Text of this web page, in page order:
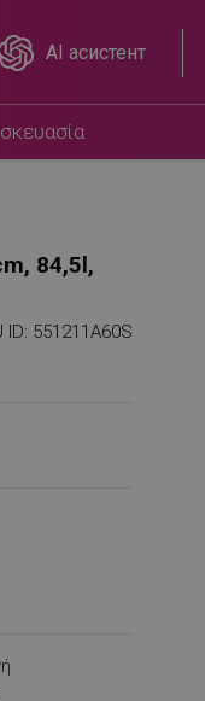
AI асистент
84,5l,
ID: 551211A60S